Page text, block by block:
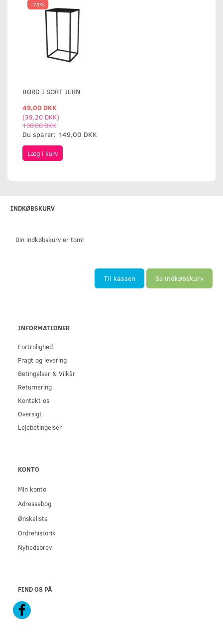
-75%
BORD I SORT JERN
49,00 DKK
(39,20 DKK)
198,00 DKK
Du sparer: 149,00 DKK
Læg i kurv
INDKØBSKURV
Din indkøbskurv er tom!
Til kassen Se indkøbskurv
INFORMATIONER
Fortrolighed
Fragt og levering
Betingelser & Vilkår
Returnering
Kontakt os
Oversigt
Lejebetingelser
KONTO
Min konto
Adressebog
Ønskeliste
Ordrehistorik
Nyhedsbrev
FIND OS PÅ